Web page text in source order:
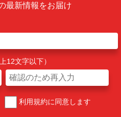
最新情報をお届け
12文字以下）
利用規約に同意します